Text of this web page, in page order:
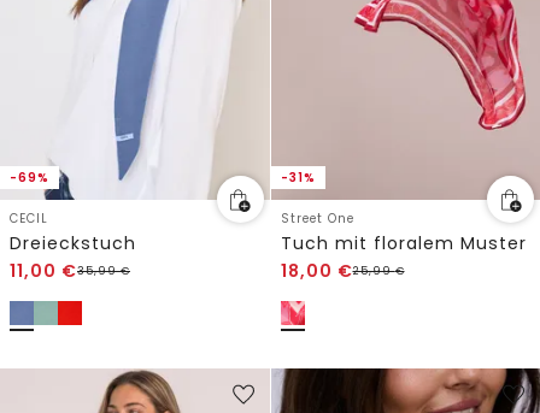
-69%
CECIL
Dreieckstuch
11,00 €35,99€
-31%
Street One
Tuch mit floralem Muster
18,00 €25,99€